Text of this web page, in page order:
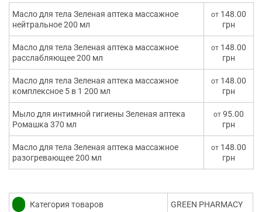
Масло для тела Зеленая аптека массажное
нейтральное 200 мл
от 148.00
грн
Масло для тела Зеленая аптека массажное
расслабляющее 200 мл
от 148.00
грн
Масло для тела Зеленая аптека массажное
комплексное 5 в 1 200 мл
от 148.00
грн
Мыло для интимной гигиены Зеленая аптека
Ромашка 370 мл
от 95.00
грн
Масло для тела Зеленая аптека массажное
разогревающее 200 мл
от 148.00
грн
✅ Категория товаров GREEN PHARMACY